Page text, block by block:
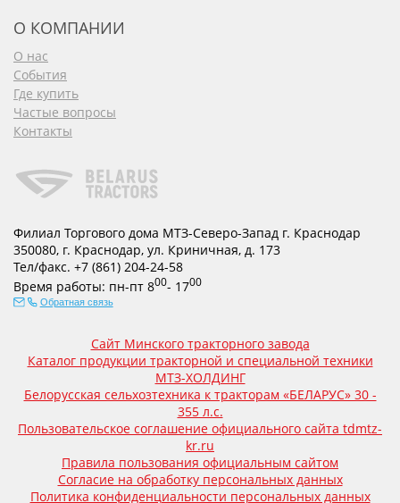
О КОМПАНИИ
О нас
События
Где купить
Частые вопросы
Контакты
Филиал Торгового дома МТЗ-Северо-Запад г. Краснодар
350080, г. Краснодар, ул. Криничная, д. 173
Тел/факс. +7 (861) 204-24-58
Время работы: пн-пт 800- 1700
Обратная связь
Сайт Минского тракторного завода
Каталог продукции тракторной и специальной техники
МТЗ-ХОЛДИНГ
Белорусская сельхозтехника к тракторам «БЕЛАРУС» 30 -
355 л.с.
Пользовательское соглашение официального сайта tdmtz-
kr.ru
Правила пользования официальным сайтом
Согласие на обработку персональных данных
Политика конфиденциальности персональных данных